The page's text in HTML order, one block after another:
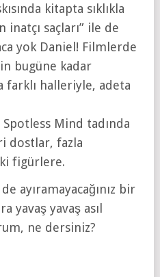
kitapta sıklıkla
inatçı saçları” ile de
yok Daniel! Filmlerde
bugüne kadar
farklı halleriyle, adeta
Mind tadında
dostlar, fazla
figürlere.
ayıramayacağınız bir
yavaş yavaş asıl
ne dersiniz?